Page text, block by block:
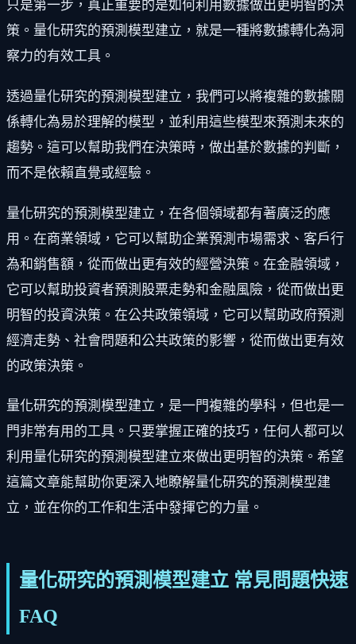
只是第一步，真正重要的是如何利用數據做出更明智的決
策。量化研究的預測模型建立，就是一種將數據轉化為洞
察力的有效工具。
透過量化研究的預測模型建立，我們可以將複雜的數據關
係轉化為易於理解的模型，並利用這些模型來預測未來的
趨勢。這可以幫助我們在決策時，做出基於數據的判斷，
而不是依賴直覺或經驗。
量化研究的預測模型建立，在各個領域都有著廣泛的應
用。在商業領域，它可以幫助企業預測市場需求、客戶行
為和銷售額，從而做出更有效的經營決策。在金融領域，
它可以幫助投資者預測股票走勢和金融風險，從而做出更
明智的投資決策。在公共政策領域，它可以幫助政府預測
經濟走勢、社會問題和公共政策的影響，從而做出更有效
的政策決策。
量化研究的預測模型建立，是一門複雜的學科，但也是一
門非常有用的工具。只要掌握正確的技巧，任何人都可以
利用量化研究的預測模型建立來做出更明智的決策。希望
這篇文章能幫助你更深入地瞭解量化研究的預測模型建
立，並在你的工作和生活中發揮它的力量。
量化研究的預測模型建立 常見問題快速
FAQ